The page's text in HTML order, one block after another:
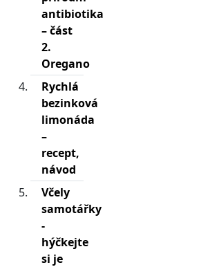
antibiotika
– část
2.
Oregano
Rychlá
bezinková
limonáda
–
recept,
návod
Včely
samotářky
-
hýčkejte
si je